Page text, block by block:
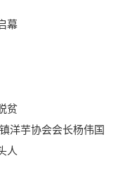
幕
贫
洋芋协会会长杨伟国
人